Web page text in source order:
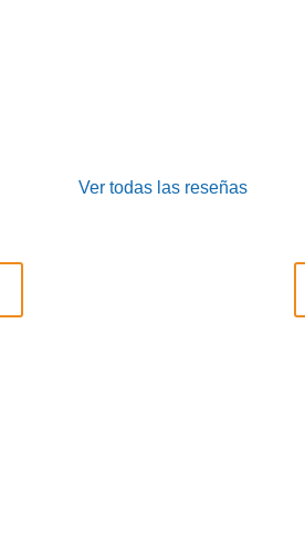
Ver todas las reseñas